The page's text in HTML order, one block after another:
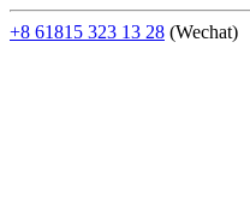
+8 61815 323 13 28 (Wechat)